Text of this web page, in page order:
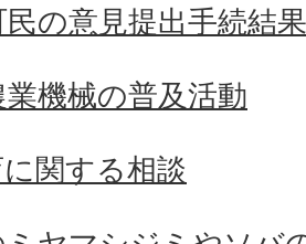
の意見提出手続結果
機械の普及活動
関する相談